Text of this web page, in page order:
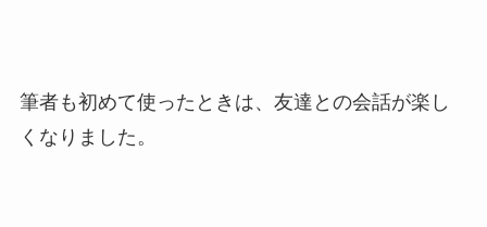
筆者も初めて使ったときは、友達との会話が楽し
くなりました。